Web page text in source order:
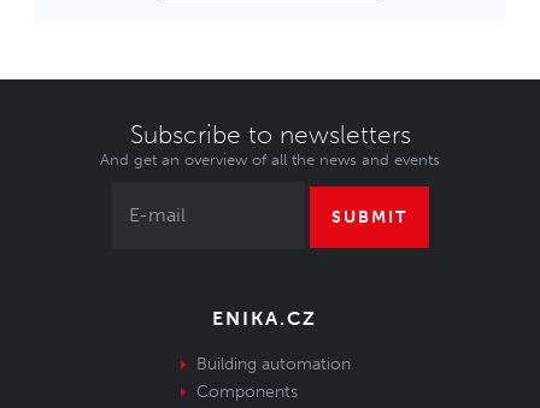
Subscribe to newsletters
And get an overview of all the news and events
SUBMIT
ENIKA.CZ
Building automation
Components